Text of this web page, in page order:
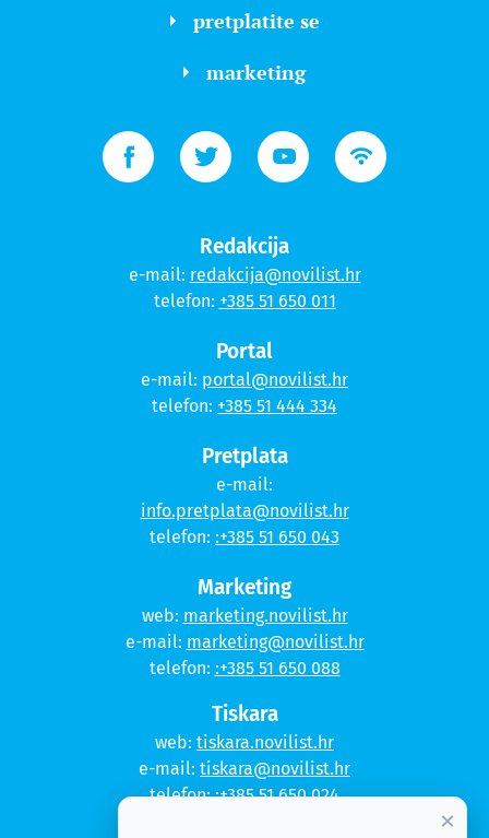
pretplatite se
marketing
Redakcija
e-mail: redakcija@novilist.hr
telefon: +385 51 650 011
Portal
e-mail: portal@novilist.hr
telefon: +385 51 444 334
Pretplata
e-mail:
info.pretplata@novilist.hr
telefon: :+385 51 650 043
Marketing
web: marketing.novilist.hr
e-mail: marketing@novilist.hr
telefon: :+385 51 650 088
Tiskara
web: tiskara.novilist.hr
e-mail: tiskara@novilist.hr
telefon::+385 51 650 024
×